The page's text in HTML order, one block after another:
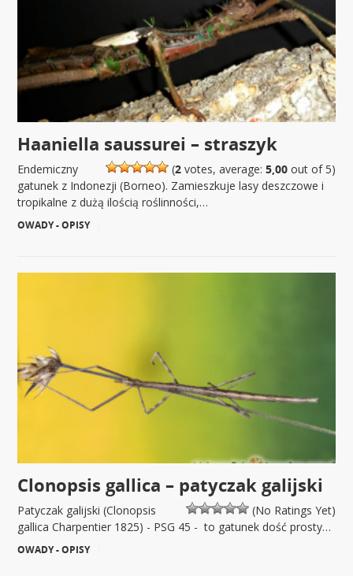
Haaniella saussurei – straszyk
(2votes, average: 5,00out of 5)
Endemiczny
gatunek z Indonezji (Borneo). Zamieszkuje lasy deszczowe i
tropikalne z dużą ilością roślinności,…
OWADY - OPISY
Clonopsis gallica – patyczak galijski
(No Ratings Yet)
Patyczak galijski (Clonopsis
gallica Charpentier 1825) - PSG 45 - to gatunek dość prosty…
OWADY - OPISY